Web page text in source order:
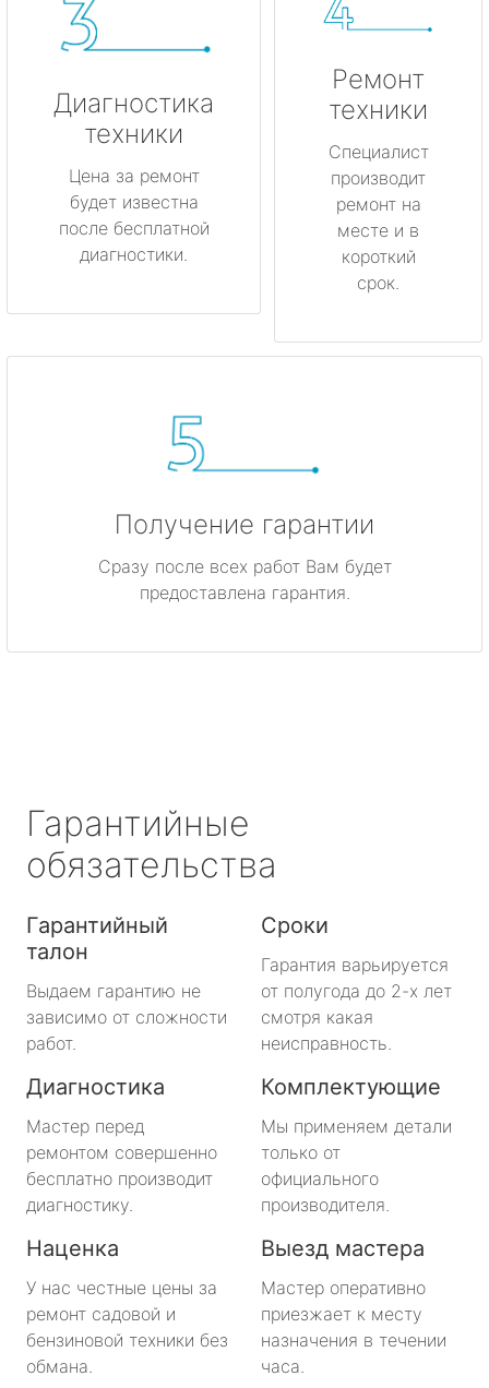
Диагностика
техники
Цена за ремонт
будет известна
после бесплатной
диагностики.
Ремонт
техники
Специалист
производит
ремонт на
месте и в
короткий
срок.
Получение гарантии
Сразу после всех работ Вам будет
предоставлена гарантия.
Гарантийные
обязательства
Гарантийный
талон
Выдаем гарантию не
зависимо от сложности
работ.
Сроки
Гарантия варьируется
от полугода до 2-х лет
смотря какая
неисправность.
Диагностика
Мастер перед
ремонтом совершенно
бесплатно производит
диагностику.
Комплектующие
Мы применяем детали
только от
официального
производителя.
Наценка
У нас честные цены за
ремонт садовой и
бензиновой техники без
обмана.
Выезд мастера
Мастер оперативно
приезжает к месту
назначения в течении
часа.